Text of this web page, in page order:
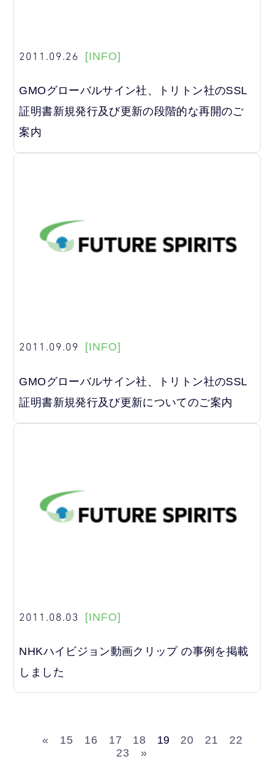
2011.09.26 [INFO]
GMOグローバルサイン社、トリトン社のSSL
証明書新規発行及び更新の段階的な再開のご
案内
2011.09.09 [INFO]
GMOグローバルサイン社、トリトン社のSSL
証明書新規発行及び更新についてのご案内
2011.08.03 [INFO]
NHKハイビジョン動画クリップ の事例を掲載
しました
« 15 16 17 18 19 20 21
22
23
»